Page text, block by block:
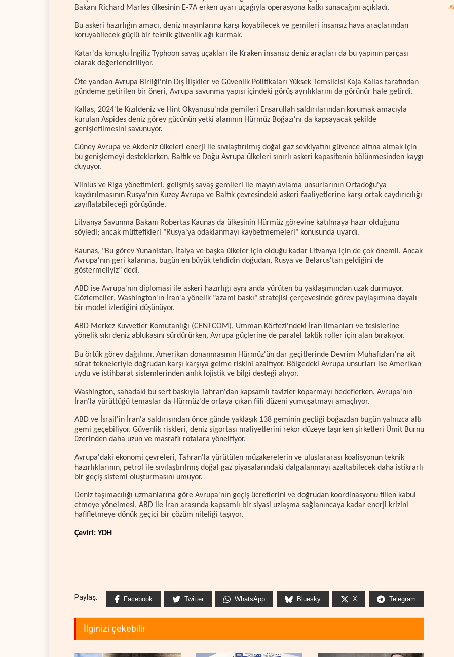
Bakanı Richard Marles ülkesinin E-7A erken uyarı uçağıyla operasyona katkı sunacağını açıkladı.
Bu askeri hazırlığın amacı, deniz mayınlarına karşı koyabilecek ve gemileri insansız hava araçlarından
koruyabilecek güçlü bir teknik güvenlik ağı kurmak.
Katar'da konuşlu İngiliz Typhoon savaş uçakları ile Kraken insansız deniz araçları da bu yapının parçası
olarak değerlendiriliyor.
Öte yandan Avrupa Birliği'nin Dış İlişkiler ve Güvenlik Politikaları Yüksek Temsilcisi Kaja Kallas tarafından
gündeme getirilen bir öneri, Avrupa savunma yapısı içindeki görüş ayrılıklarını da görünür hale getirdi.
Kallas, 2024'te Kızıldeniz ve Hint Okyanusu'nda gemileri Ensarullah saldırılarından korumak amacıyla
kurulan Aspides deniz görev gücünün yetki alanının Hürmüz Boğazı'nı da kapsayacak şekilde
genişletilmesini savunuyor.
Güney Avrupa ve Akdeniz ülkeleri enerji ile sıvılaştırılmış doğal gaz sevkiyatını güvence altına almak için
bu genişlemeyi desteklerken, Baltık ve Doğu Avrupa ülkeleri sınırlı askeri kapasitenin bölünmesinden kaygı
duyuyor.
Vilnius ve Riga yönetimleri, gelişmiş savaş gemileri ile mayın avlama unsurlarının Ortadoğu'ya
kaydırılmasının Rusya'nın Kuzey Avrupa ve Baltık çevresindeki askeri faaliyetlerine karşı ortak caydırıcılığı
zayıflatabileceği görüşünde.
Litvanya Savunma Bakanı Robertas Kaunas da ülkesinin Hürmüz görevine katılmaya hazır olduğunu
söyledi; ancak müttefikleri "Rusya'ya odaklanmayı kaybetmemeleri" konusunda uyardı.
Kaunas, "Bu görev Yunanistan, İtalya ve başka ülkeler için olduğu kadar Litvanya için de çok önemli. Ancak
Avrupa'nın geri kalanına, bugün en büyük tehdidin doğudan, Rusya ve Belarus'tan geldiğini de
göstermeliyiz" dedi.
ABD ise Avrupa'nın diplomasi ile askeri hazırlığı aynı anda yürüten bu yaklaşımından uzak durmuyor.
Gözlemciler, Washington'ın İran'a yönelik "azami baskı" stratejisi çerçevesinde görev paylaşımına dayalı
bir model izlediğini düşünüyor.
ABD Merkez Kuvvetler Komutanlığı (CENTCOM), Umman Körfezi'ndeki İran limanları ve tesislerine
yönelik sıkı deniz ablukasını sürdürürken, Avrupa güçlerine de paralel taktik roller için alan bırakıyor.
Bu örtük görev dağılımı, Amerikan donanmasının Hürmüz'ün dar geçitlerinde Devrim Muhafızları'na ait
sürat tekneleriyle doğrudan karşı karşıya gelme riskini azaltıyor. Bölgedeki Avrupa unsurları ise Amerikan
uydu ve istihbarat sistemlerinden anlık lojistik ve bilgi desteği alıyor.
Washington, sahadaki bu sert baskıyla Tahran'dan kapsamlı tavizler koparmayı hedeflerken, Avrupa'nın
İran'la yürüttüğü temaslar da Hürmüz'de ortaya çıkan fiili düzeni yumuşatmayı amaçlıyor.
ABD ve İsrail'in İran'a saldırısından önce günde yaklaşık 138 geminin geçtiği boğazdan bugün yalnızca altı
gemi geçebiliyor. Güvenlik riskleri, deniz sigortası maliyetlerini rekor düzeye taşırken şirketleri Ümit Burnu
üzerinden daha uzun ve masraflı rotalara yöneltiyor.
Avrupa'daki ekonomi çevreleri, Tahran'la yürütülen müzakerelerin ve uluslararası koalisyonun teknik
hazırlıklarının, petrol ile sıvılaştırılmış doğal gaz piyasalarındaki dalgalanmayı azaltabilecek daha istikrarlı
bir geçiş sistemi oluşturmasını umuyor.
Deniz taşımacılığı uzmanlarına göre Avrupa'nın geçiş ücretlerini ve doğrudan koordinasyonu fiilen kabul
etmeye yönelmesi, ABD ile İran arasında kapsamlı bir siyasi uzlaşma sağlanıncaya kadar enerji krizini
hafifletmeye dönük geçici bir çözüm niteliği taşıyor.
Çeviri: YDH
Paylaş: Facebook Twitter WhatsApp Bluesky X Telegram
İlginizi çekebilir